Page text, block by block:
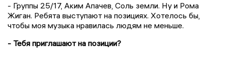
- Группы 25/17, Аким Апачев, Соль земли. Ну и Рома
Жиган. Ребята выступают на позициях. Хотелось бы,
чтобы моя музыка нравилась людям не меньше.
- Тебя приглашают на позиции?